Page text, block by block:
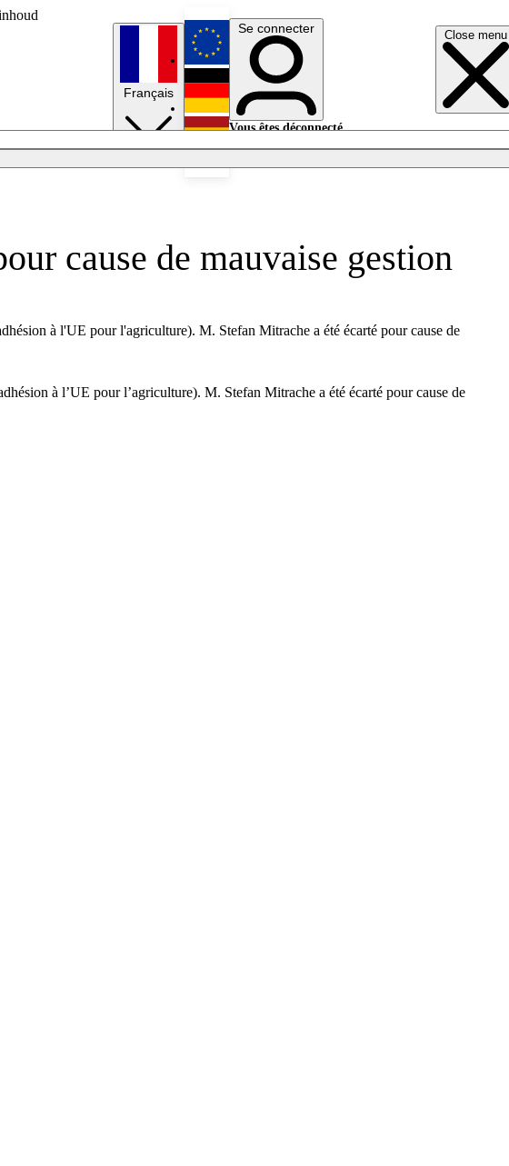
Close menu
Français
English
Deutsch
Se connecter
Vous êtes déconnecté.
cause de mauvaise gestion
à l'UE pour l'agriculture). M. Stefan Mitrache a été écarté pour cause de
à l’UE pour l’agriculture). M. Stefan Mitrache a été écarté pour cause de